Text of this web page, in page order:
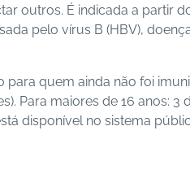
outros. É indicada a partir
pelo vírus B (HBV),
quem ainda não foi
Para maiores de 16 anos: 3
disponível no sistema